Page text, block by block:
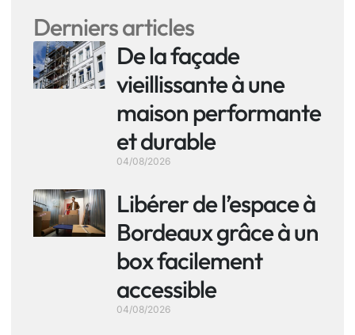
Derniers articles
De la façade
vieillissante à une
maison performante
et durable
04/08/2026
Libérer de l’espace à
Bordeaux grâce à un
box facilement
accessible
04/08/2026